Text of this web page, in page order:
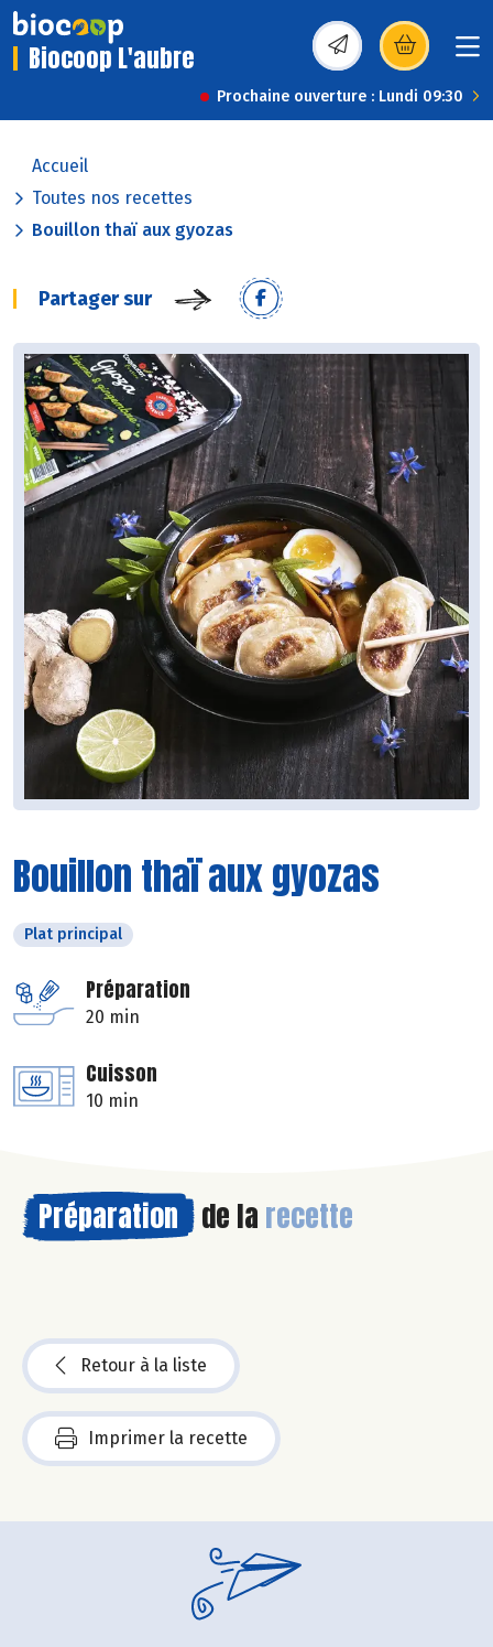
Biocoop L'aubre (s’ouvre dans une
Prochaine ouverture : Lundi 09:30
Accueil
Toutes nos recettes
Bouillon thaï aux gyozas
Partager sur
Bouillon thaï aux gyozas
Plat principal
Préparation
20 min
Cuisson
10 min
Préparation de la recette
Retour à la liste
Imprimer la recette